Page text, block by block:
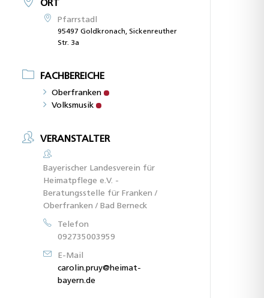
ORT
Pfarrstadl
95497 Goldkronach, Sickenreuther
Str. 3a
FACHBEREICHE
Oberfranken
Volksmusik
VERANSTALTER
Bayerischer Landesverein für
Heimatpflege e.V. -
Beratungsstelle für Franken /
Oberfranken / Bad Berneck
Telefon
092735003959
E-Mail
carolin.pruy@heimat-
bayern.de